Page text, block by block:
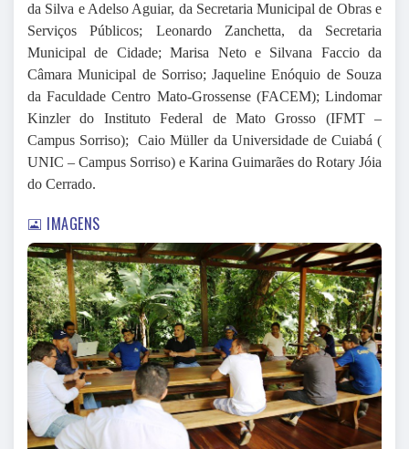
da Silva e Adelso Aguiar, da Secretaria Municipal de Obras e
Serviços Públicos; Leonardo Zanchetta, da Secretaria
Municipal de Cidade; Marisa Neto e Silvana Faccio da
Câmara Municipal de Sorriso; Jaqueline Enóquio de Souza
da Faculdade Centro Mato-Grossense (FACEM); Lindomar
Kinzler do Instituto Federal de Mato Grosso (IFMT –
Campus Sorriso); Caio Müller da Universidade de Cuiabá (
UNIC – Campus Sorriso) e Karina Guimarães do Rotary Jóia
do Cerrado.
IMAGENS